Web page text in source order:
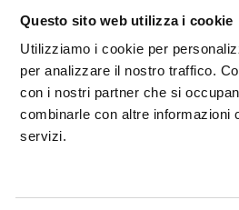
Questo sito web utilizza i cookie
Utilizziamo i cookie per
per analizzare il nostro traffico.
con i nostri partner che si
combinarle con altre informazioni
servizi.
store@martinelstore.com
+39 0434 623137
+39 376/2399891